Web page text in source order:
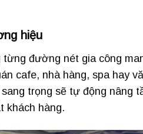
hiệu
đường nét gia công
cafe, nhà hàng, spa hay
trọng sẽ tự động nâng
khách hàng.